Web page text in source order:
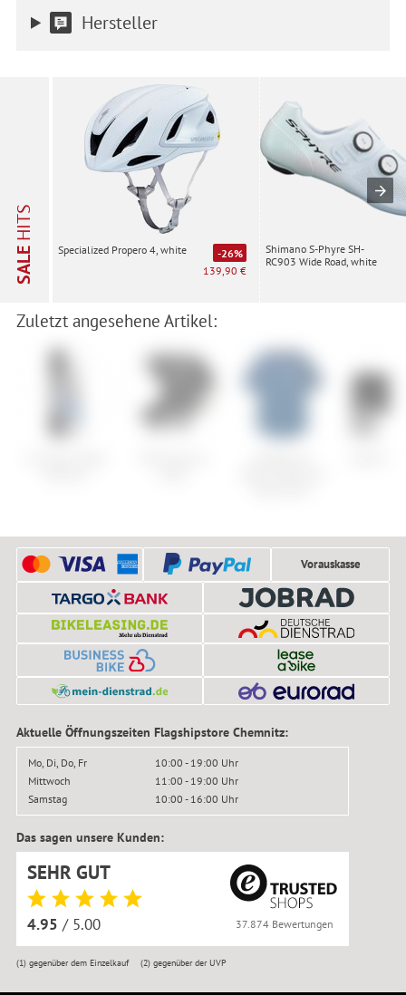
Hersteller
SALE
HITS
Specialized Propero 4, white
-26%
139,90 €
Shimano S-Phyre SH-
RC903 Wide Road, white
Zuletzt angesehene Artikel:
Vorauskasse
Aktuelle Öffnungszeiten Flagshipstore Chemnitz:
Mo, Di, Do, Fr
10:00 - 19:00 Uhr
Mittwoch
11:00 - 19:00 Uhr
Samstag
10:00 - 16:00 Uhr
Das sagen unsere Kunden:
SEHR GUT
4.95 / 5.00 37.874 Bewertungen
(1)gegenüber dem Einzelkauf (2) gegenüber der UVP